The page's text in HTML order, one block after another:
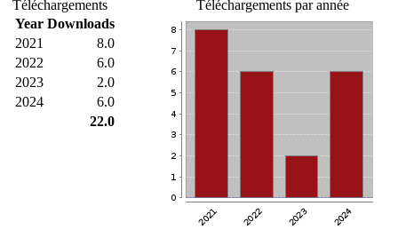
Téléchargements
Year Downloads
2021
8.0
2022
6.0
2023
2.0
2024
6.0
22.0
Téléchargements par année